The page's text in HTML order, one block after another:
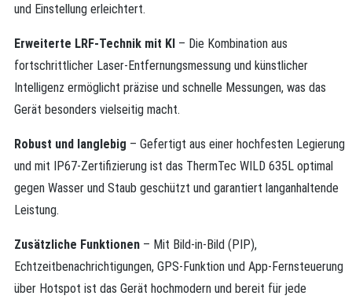
und Einstellung erleichtert.
Erweiterte LRF-Technik mit KI – Die Kombination aus
fortschrittlicher Laser-Entfernungsmessung und künstlicher
Intelligenz ermöglicht präzise und schnelle Messungen, was das
Gerät besonders vielseitig macht.
Robust und langlebig – Gefertigt aus einer hochfesten Legierung
und mit IP67-Zertifizierung ist das ThermTec WILD 635L optimal
gegen Wasser und Staub geschützt und garantiert langanhaltende
Leistung.
Zusätzliche Funktionen – Mit Bild-in-Bild (PIP),
Echtzeitbenachrichtigungen, GPS-Funktion und App-Fernsteuerung
über Hotspot ist das Gerät hochmodern und bereit für jede